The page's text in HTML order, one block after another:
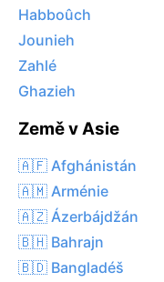
Habboûch
Jounieh
Zahlé
Ghazieh
Země v Asie
🇦🇫 Afghánistán
🇦🇲 Arménie
🇦🇿 Ázerbájdžán
🇧🇭 Bahrajn
🇧🇩 Bangladéš